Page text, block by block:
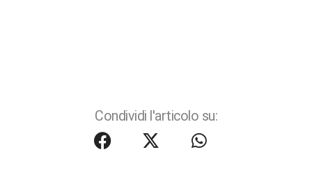
Condividi l'articolo su: